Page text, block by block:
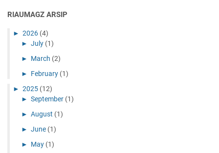
RIAUMAGZ ARSIP
► 2026 (4)
► July (1)
► March (2)
► February (1)
► 2025 (12)
► September (1)
► August (1)
► June (1)
► May (1)